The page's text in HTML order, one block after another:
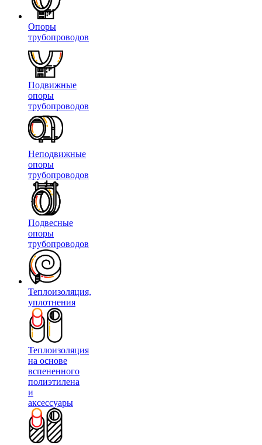
Опоры
трубопроводов
Подвижные
опоры
трубопроводов
Неподвижные
опоры
трубопроводов
Подвесные
опоры
трубопроводов
Теплоизоляция,
уплотнения
Теплоизоляция
на основе
вспененного
полиэтилена
и
аксессуары